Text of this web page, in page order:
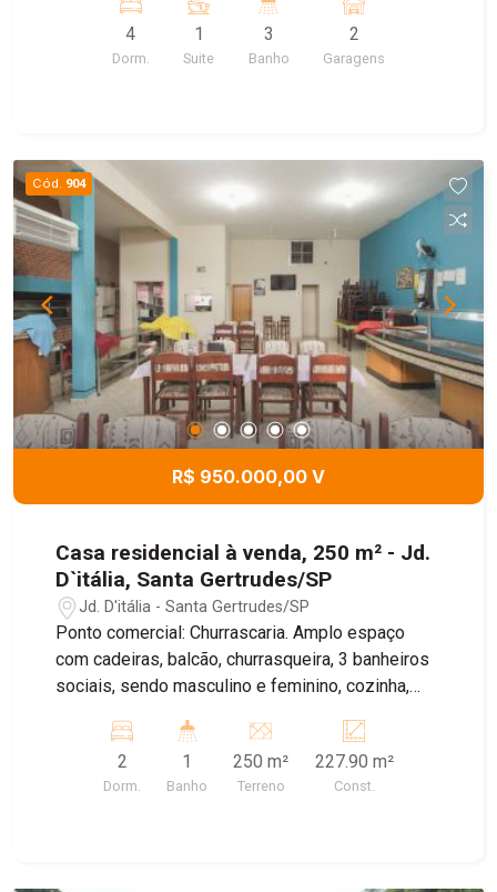
4
Dorm.
1
Suite
3
Banho
2
Garagens
Cód. 904
R$ 950.000,00 V
Casa residencial à venda, 250 m² - Jd.
D`itália, Santa Gertrudes/SP
Jd. D'itália - Santa Gertrudes/SP
Ponto comercial: Churrascaria. Amplo espaço
com cadeiras, balcão, churrasqueira, 3 banheiros
sociais, sendo masculino e feminino, cozinha,
saladas, climatizador e gerador de energia. Casa
aos fundos contendo 2 dormitórios, 1 banheiro
social, sala e despensa. Possui quintal com área
2
Dorm.
1
Banho
250 m²
Terreno
227.90 m²
Const.